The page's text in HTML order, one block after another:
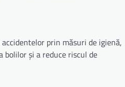
prin măsuri de igienă,
bolilor și a reduce riscul de